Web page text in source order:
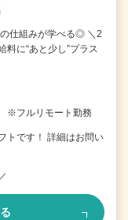
仕組みが学べる◎ ＼2
に“あと少し”プラス
※フルリモート勤務
トです！ 詳細はお問い